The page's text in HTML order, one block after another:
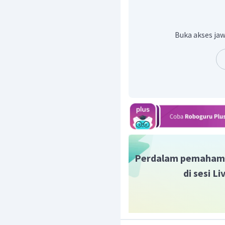
Kata untuk
sehingga menjadi
atau tidak, sebagian
Dalam bahasa Inggris,
Jadi, jawaban yang
Buka akses
Perdalam
di sesi